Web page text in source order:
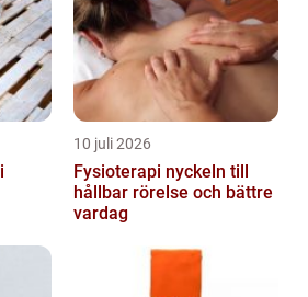
10 juli 2026
Fysioterapi nyckeln till
hållbar rörelse och bättre
vardag